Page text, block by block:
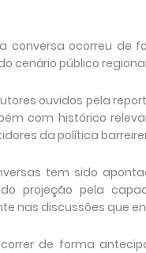
conversa ocorreu de
cenário público
ouvidos pela
com histórico
da política
tem sido
projeção pela
nas discussões que
de forma